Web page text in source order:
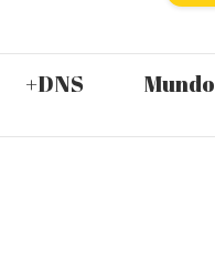
+DNS Mundo